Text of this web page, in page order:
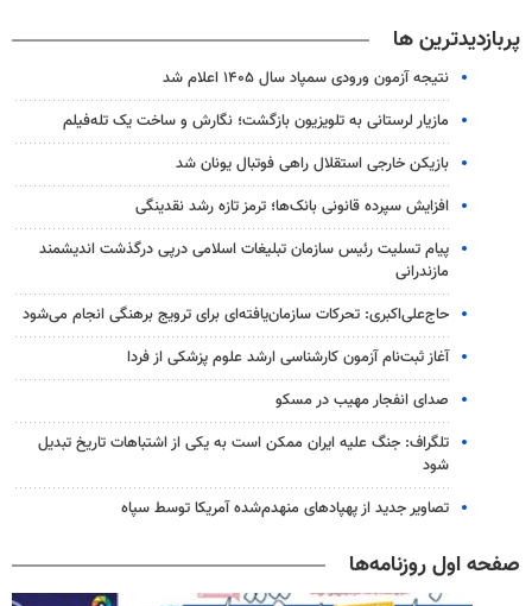
پربازدیدترین ها
نتیجه آزمون ورودی سمپاد سال ۱۴۰۵ اعلام شد
مازیار لرستانی به تلویزیون بازگشت؛ نگارش و ساخت یک تله‌فیلم
بازیکن خارجی استقلال راهی فوتبال یونان شد
افزایش سپرده قانونی بانک‌ها؛ ترمز تازه رشد نقدینگی
پیام تسلیت رئیس سازمان تبلیغات اسلامی درپی درگذشت اندیشمند
مازندرانی
حاج‌علی‌اکبری: تحرکات سازمان‌یافته‌ای برای ترویج برهنگی انجام می‌شود
آغاز ثبت‌نام‌ آزمون کارشناسی ارشد علوم پزشکی از فردا
صدای انفجار مهیب در مسکو
تلگراف: جنگ علیه ایران ممکن است به یکی از اشتباهات تاریخ تبدیل
شود
تصاویر جدید از پهپادهای منهدم‌شده آمریکا توسط سپاه
صفحه اول روزنامه‌ها